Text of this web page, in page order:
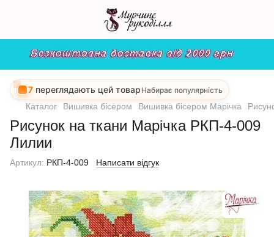
7 переглядають цей товар Набирає популярність
Каталог Вишивка бісером Вишивка бісером Марічка
Рисунок на ткани Марічка РКП-4-009
Лилии
Артикул: РКП-4-009 Написати відгук